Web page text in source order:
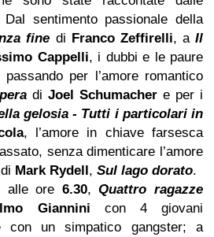
sentimento passionale della
fine di Franco Zeffirelli, aIl
Cappelli, i dubbi e le paure
per l’amore romantico
di Joel Schumacher e per i
gelosia - Tutti i particolari in
, l’amore in chiave farsesca
senza dimenticare l’amore
Mark Rydell, Sul lago dorato.
alle ore 6.30,Quattro ragazze
Giannini con 4 giovani
con un simpatico gangster; a